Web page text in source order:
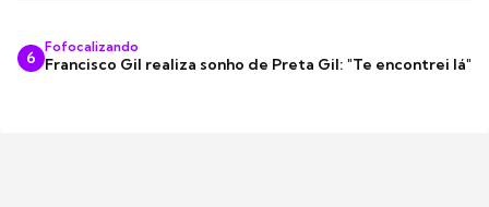
6
Fofocalizando
Francisco Gil realiza sonho de Preta Gil: "Te encontrei lá"